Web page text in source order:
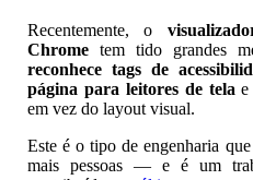
Recentemente, o
Chrometem tido grandes
reconhece tags de
página para leitores de tela
em vez do layout visual.
Este é o tipo de engenharia
mais pessoas — e é um